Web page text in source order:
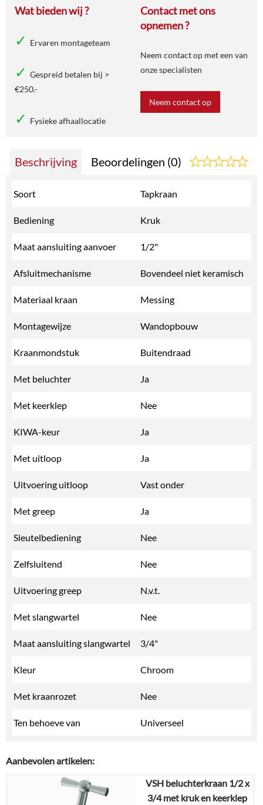
Wat bieden wij ?
Ervaren montageteam
Gespreid betalen bij >
€250.-
Fysieke afhaallocatie
Contact met ons
opnemen ?
Neem contact op met een van
onze specialisten
Neem contact op
Beschrijving Beoordelingen (0)
Soort Tapkraan
Bediening Kruk
Maat aansluiting aanvoer 1/2"
Afsluitmechanisme Bovendeel niet keramisch
Materiaal kraan Messing
Montagewijze Wandopbouw
Kraanmondstuk Buitendraad
Met beluchter Ja
Met keerklep Nee
KIWA-keur Ja
Met uitloop Ja
Uitvoering uitloop Vast onder
Met greep Ja
Sleutelbediening Nee
Zelfsluitend Nee
Uitvoering greep N.v.t.
Met slangwartel Nee
Maat aansluiting slangwartel 3/4"
Kleur Chroom
Met kraanrozet Nee
Ten behoeve van Universeel
Aanbevolen artikelen:
VSH beluchterkraan 1/2 x
3/4 met kruk en keerklep